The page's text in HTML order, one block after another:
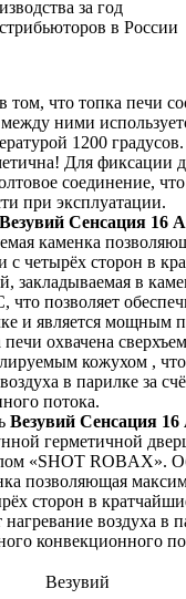
за год
в России
что топка печи
ними
1200 градусов.
Для фиксации
соединение,
при эксплуатации.
Везувий Сенсация 16
каменка
с четырёх сторон в
закладываемая в
что позволяет
и является мощным
печи охвачена
кожухом , что
в парилке за
потока.
Везувий Сенсация
герметичной
«SHOT ROBAX».
позволяющая
сторон в
нагревание воздуха в
конвекционного
Везувий